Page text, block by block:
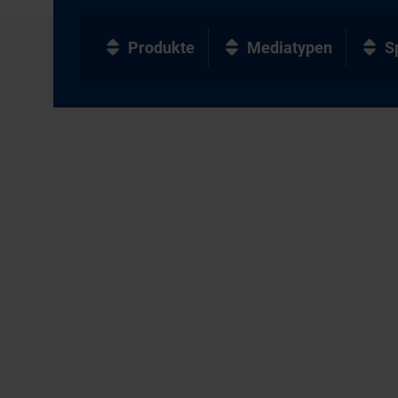
Produkte Mediatypen